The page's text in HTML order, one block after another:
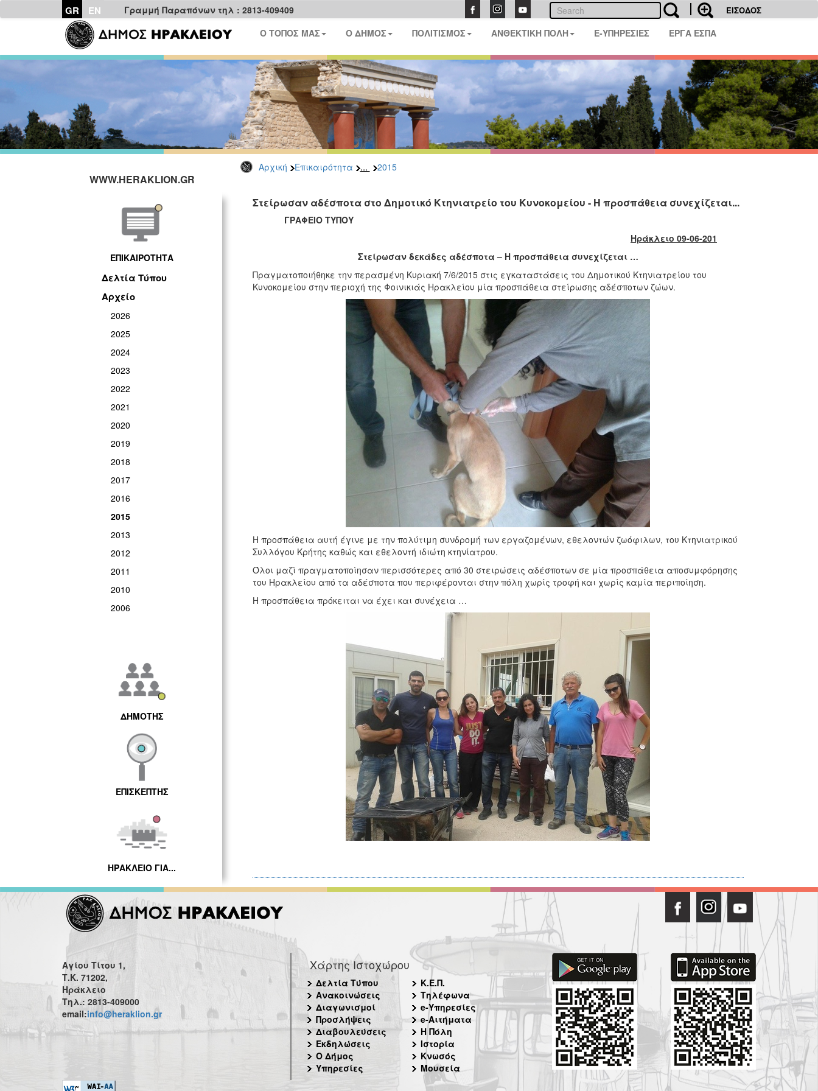
GR EN Γραμμή Παραπόνων τηλ : 2813-409409 ΕΙΣΟΔΟΣ
Ο ΤΟΠΟΣ ΜΑΣ Ο ΔΗΜΟΣ ΠΟΛΙΤΙΣΜΟΣ ΑΝΘΕΚΤΙΚΗ ΠΟΛΗ E-ΥΠΗΡΕΣΙΕΣ ΕΡΓΑ ΕΣΠΑ
Αρχική Επικαιρότητα ... 2015
WWW.HERAKLION.GR
ΕΠΙΚΑΙΡΟΤΗΤΑ
Δελτία Τύπου
Αρχείο
2026
2025
2024
2023
2022
2021
2020
2019
2018
2017
2016
2015
2013
2012
2011
2010
2006
ΔΗΜΟΤΗΣ
ΕΠΙΣΚΕΠΤΗΣ
ΗΡΑΚΛΕΙΟ ΓΙΑ...
Στείρωσαν αδέσποτα στο Δημοτικό Κτηνιατρείο του Κυνοκομείου - Η προσπάθεια συνεχίζεται...
ΓΡΑΦΕΙΟ ΤΥΠΟΥ
Ηράκλειο 09-06-201
Στείρωσαν δεκάδες αδέσποτα – Η προσπάθεια συνεχίζεται …
Πραγματοποιήθηκε την περασμένη Κυριακή 7/6/2015 στις εγκαταστάσεις του Δημοτικού Κτηνιατρείου του
Κυνοκομείου στην περιοχή της Φοινικιάς Ηρακλείου μία προσπάθεια στείρωσης αδέσποτων ζώων.
Η προσπάθεια αυτή έγινε με την πολύτιμη συνδρομή των εργαζομένων, εθελοντών ζωόφιλων, του Κτηνιατρικού
Συλλόγου Κρήτης καθώς και εθελοντή ιδιώτη κτηνίατρου.
Όλοι μαζί πραγματοποίησαν περισσότερες από 30 στειρώσεις αδέσποτων σε μία προσπάθεια αποσυμφόρησης
του Ηρακλείου από τα αδέσποτα που περιφέρονται στην πόλη χωρίς τροφή και χωρίς καμία περιποίηση.
Η προσπάθεια πρόκειται να έχει και συνέχεια …
Αγίου Τίτου 1,
Τ.Κ. 71202,
Ηράκλειο
Τηλ.: 2813-409000
email:info@heraklion.gr
Χάρτης Ιστοχώρου
Δελτία Τύπου
Ανακοινώσεις
Διαγωνισμοί
Προσλήψεις
Διαβουλεύσεις
Εκδηλώσεις
Ο Δήμος
Υπηρεσίες
Κ.Ε.Π.
Τηλέφωνα
e-Υπηρεσίες
e-Αιτήματα
Η Πόλη
Ιστορία
Κνωσός
Μουσεία